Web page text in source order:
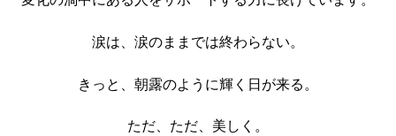
涙は、涙のままでは終わらない。
きっと、朝露のように輝く日が来る。
ただ、ただ、美しく。